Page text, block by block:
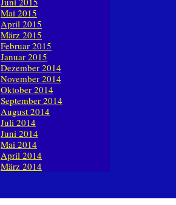
Mai 2015
April 2015
März 2015
Februar 2015
Januar 2015
Dezember 2014
November 2014
Oktober 2014
September 2014
August 2014
Juli 2014
Juni 2014
Mai 2014
April 2014
März 2014